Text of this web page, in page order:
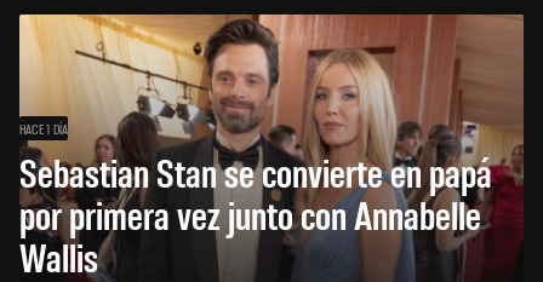
HACE 1 DÍA
Sebastian Stan se convierte en papá
por primera vez junto con Annabelle
Wallis